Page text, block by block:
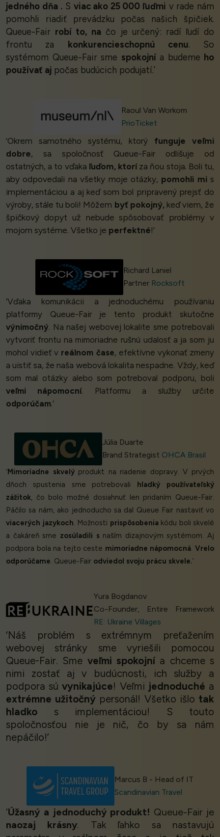
jedného dňa . S viac ako 25 000 ľuďmi v rade nám
pomohli riadiť prevádzku počas našich špičiek.
Queue-Fair robí to, na čo je určený: radí ľudí do
frontu za
konkurencieschopnú cenu. So
systémom Queue-Fair sme spokojnía budeme ho
používať aj počas budúcich podujatí.’
Raoul Van Workom
PrioTicket
‘Okrem samotného systému, ktorý funguje veľmi
dobre, sa spoločnosť Queue-Fair odlišuje od
ostatných, a to vďaka ľuďom, ktoríza ňou stoja. Boli tu,
aby odpovedali na všetky moje otázky, pomohli mi s
implementáciou a aj keď som bol pripravený prejsť do
výroby, stále tu boli! Môžem byť pokojný,keď viem, že
špičkový dopyt už nebude spôsobovať problémy v
mojom systéme. Všetko je perfektné!’
Richard Laniel
Partner Rocksoft
‘Vďaka komunikácii a jednoduchému používaniu
platformy Queue-Fair je tento produkt skutočne
výnimočný. Na našej webovej lokalite sme potrebovali
vytvoriť frontu na mimoriadne rušnú udalosť a ja som ju
mohol vidieť v reálnom čase, efektívne vykonať zmeny
a uistiť sa, že naša webová lokalita nespadne. Vždy, keď
som mal otázky alebo som potreboval podporu, boli
veľmi nápomocní. Platformu a služby určite
odporúčam.’
Júlia Duarte
Brand Strategist OHCA Brasil
‘Mimoriadne skvelýprodukt na riadenie dopravy. V prvých
dňoch spustenia sme potrebovali hladký používateľský
zážitok, čo bolo možné dosiahnuť len pridaním Queue-Fair.
Páčilo sa nám, ako jednoducho sa dal Queue Fair nastaviť vo
viacerých jazykoch. Možnosti prispôsobeniakódu boli skvelé
a čakáreň sme zosúladili snaším dizajnovým systémom. Aj
podpora bola na tejto ceste mimoriadne nápomocná.Vrelo
odporúčame. Queue-Fair odviedol svoju prácu skvele.’
Yura Bogdanov
Co-Founder, Entire Framework
RE: Ukraine Villages
‘Náš problém s extrémnym preťažením
webovej stránky sme vyriešili pomocou
Queue-Fair. Sme veľmi spokojnía chceme s
nimi zostať aj v budúcnosti, ich služby a
podpora súvynikajúce! Veľmi jednoduché a
extrémne užitočný personál! Všetko išlo tak
hladko s implementáciou! S touto
spoločnosťou nie je nič, čo by sa nám
nepáčilo!’
Marcus B - Head of IT
Scandinavian Travel
‘Úžasný a jednoduchý produkt! Queue-Fair je
naozaj krásny. Tak ľahko sa nastavujú